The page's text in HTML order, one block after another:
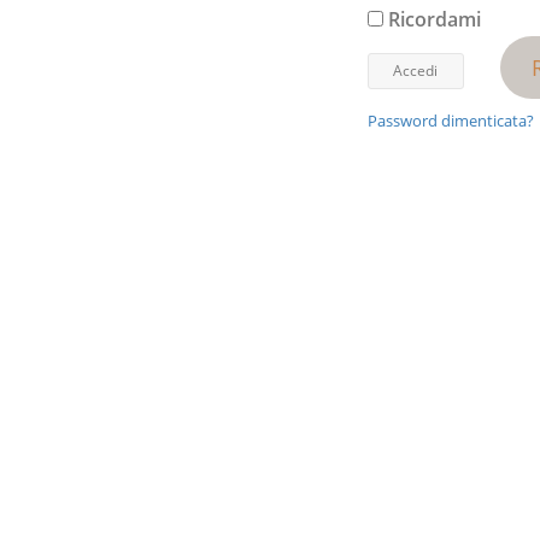
Ricordami
Password dimenticata?